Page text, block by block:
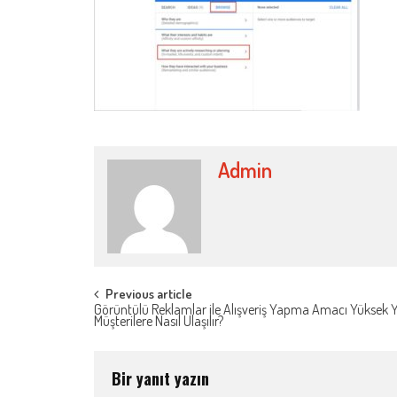
Admin
Post
navigation
Previous article
Görüntülü Reklamlar ile Alışveriş Yapma Amacı Yüksek
Müşterilere Nasıl Ulaşılır?
Bir yanıt yazın